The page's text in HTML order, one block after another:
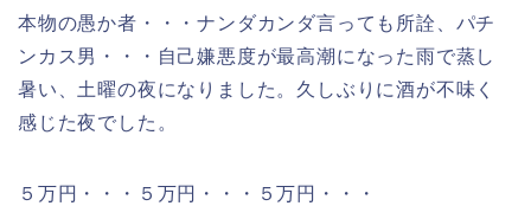
本物の愚か者・・・ナンダカンダ言っても所詮、パチ
ンカス男・・・自己嫌悪度が最高潮になった雨で蒸し
暑い、土曜の夜になりました。久しぶりに酒が不味く
感じた夜でした。
５万円・・・５万円・・・５万円・・・